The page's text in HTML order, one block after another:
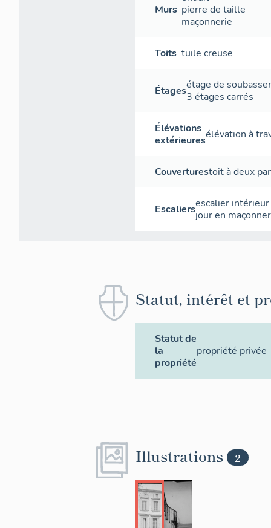
palmettes
rosace sous
Maison
surtout
maisons qui
distribution se
obscures
Murs pierre de taille
maçonnerie
Toits tuile creuse
Étagesétage de
3 étages carrés
Élévations
extérieuresélévation à
Couverturestoit à deux
Escaliersescalier intérieur
jouren
Statut, intérêt et
Statut de
la
propriété
propriété privée
Illustrations 2